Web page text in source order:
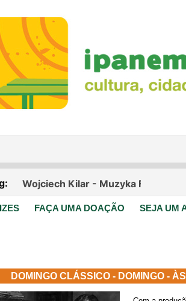
FAÇA UMA DOAÇÃO SEJA UM
DOMINGO CLÁSSICO - DOMINGO -